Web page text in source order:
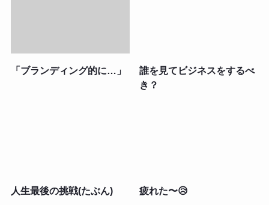
「ブランディング的に…」
誰を見てビジネスをするべ
き？
人生最後の挑戦(たぶん) 疲れた〜😥